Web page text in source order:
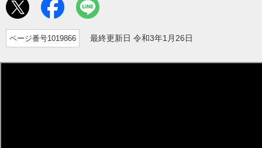
ページ番号1019866 最終更新日 令和3年1月26日